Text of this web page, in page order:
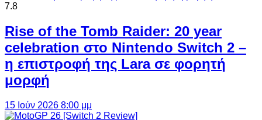
7.8
Rise of the Tomb Raider: 20 year
celebration στο Nintendo Switch 2 –
η επιστροφή της Lara σε φορητή
μορφή
15 Ιούν 2026 8:00 μμ